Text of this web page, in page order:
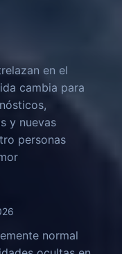
en el
cambia para
y nuevas
personas
normal